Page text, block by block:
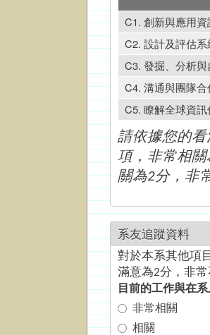
C1. 創新與應用
C2. 設計及評估
C3. 發掘、分析
C4. 溝通與團隊
C5. 瞭解全球資
請依據您的
項，非常相
關為2分，非
系友追蹤資料
對於本系其他項
滿意為2分，非
目前的工作與在
非常相關
相關